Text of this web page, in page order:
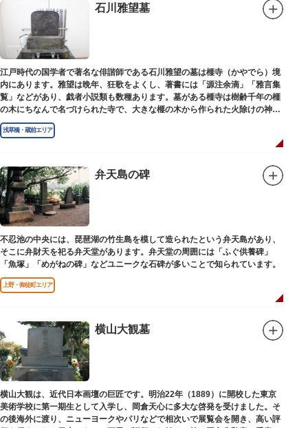
石川雅望墓
江戸時代の国学者で著名な俳諧師である石川雅望の墓は榧寺（かやでら）境
内にあります。雅望は晩年、狂歌をよくし、著書には「源注余滴」「雅言集
覧」などがあり、戯者小説類も数種あります。墓がある榧寺は樹齢千年の榧
の木にちなんで名づけられた寺で、大きな榧の木から作られた火除けの神、
秋葉権現で知られています。
浅草橋・蔵前エリア
弁天島の碑
不忍池の中央には、琵琶湖の竹生島を模して造られたという弁天島があり、
そこに弁財天を祀る弁天堂があります。弁天堂の周囲には「ふぐ供養碑」
「魚塚」「めがねの碑」などユニークな石碑が多いことで知られています。
上野・御徒町エリア
横山大観墓
横山大観は、近代日本画壇の巨匠です。明治22年（1889）に開校した東京
美術学校に第一期生として入学し、岡倉天心に多大な啓発を受けました。そ
の後海外に渡り、ニューヨークやパリなどで相次いで展覧会を開き、高い評